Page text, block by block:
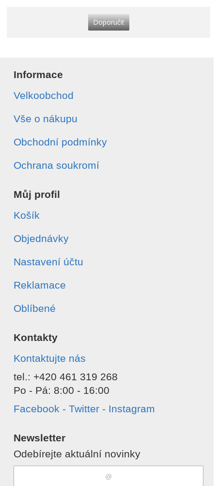
Doporučit
Informace
Velkoobchod
Vše o nákupu
Obchodní podmínky
Ochrana soukromí
Můj profil
Košík
Objednávky
Nastavení účtu
Reklamace
Oblíbené
Kontakty
Kontaktujte nás
tel.: +420 461 319 268
Po - Pá: 8:00 - 16:00
Facebook - Twitter - Instagram
Newsletter
Odebírejte aktuální novinky